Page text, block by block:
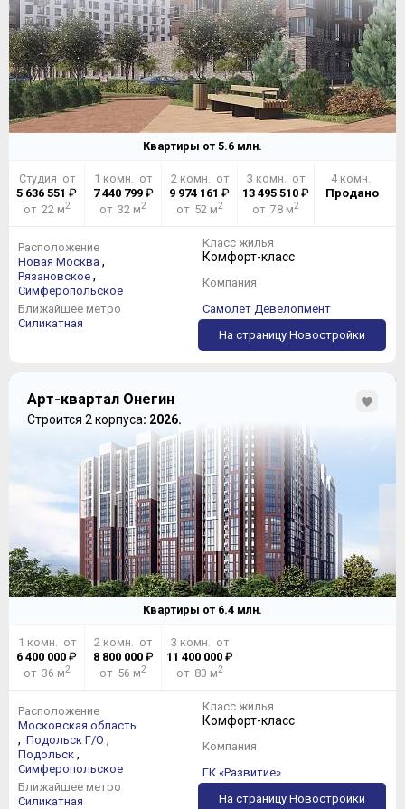
Квартиры от 5.6 млн.
Студия от
5 636 551 ₽
от 22 м2
1 комн. от
7 440 799₽
от 32 м2
2 комн. от
9 974 161 ₽
от 52 м2
3 комн. от
13 495 510 ₽
от 78 м2
4 комн.
Продано
Расположение
Новая Москва ,
Рязановское ,
Симферопольское
Ближайшее метро
Силикатная
Класс жилья
Комфорт-класс
Компания
Самолет Девелопмент
На страницу Новостройки
Арт-квартал Онегин
Строится 2 корпуса: 2026.
Квартиры от 6.4 млн.
1 комн. от
6 400 000 ₽
от 36 м2
2 комн. от
8 800 000₽
от 56 м2
3 комн. от
11 400 000₽
от 80 м2
Расположение
Московская область
, Подольск Г/О ,
Подольск ,
Симферопольское
Ближайшее метро
Силикатная
Класс жилья
Комфорт-класс
Компания
ГК «Развитие»
На страницу Новостройки